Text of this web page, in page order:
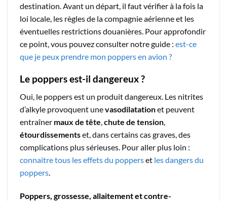
destination. Avant un départ, il faut vérifier à la fois la
loi locale, les règles de la compagnie aérienne et les
éventuelles restrictions douanières. Pour approfondir
ce point, vous pouvez consulter notre guide : est-ce
que je peux prendre mon poppers en avion ?
Le poppers est-il dangereux ?
Oui, le poppers est un produit dangereux. Les nitrites
d’alkyle provoquent unevasodilatationet peuvent
entraîner maux de tête,chute de tension,
étourdissementset, dans certains cas graves, des
complications plus sérieuses. Pour aller plus loin :
connaitre tous les effets du popperset les dangers du
poppers.
Poppers, grossesse, allaitement et contre-